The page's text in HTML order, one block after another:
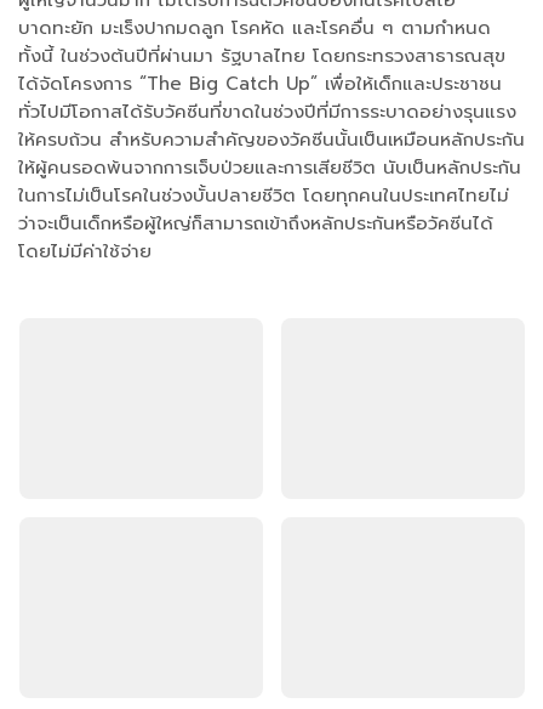
บาดทะยัก มะเร็งปากมดลูก โรคหัด และโรคอื่น ๆ ตามกำหนด
ทั้งนี้ ในช่วงต้นปีที่ผ่านมา รัฐบาลไทย โดยกระทรวงสาธารณสุข
ได้จัดโครงการ “The Big Catch Up” เพื่อให้เด็กและประชาชน
ทั่วไปมีโอกาสได้รับวัคซีนที่ขาดในช่วงปีที่มีการระบาดอย่างรุนแรง
ให้ครบถ้วน สำหรับความสำคัญของวัคซีนนั้นเป็นเหมือนหลักประกัน
ให้ผู้คนรอดพ้นจากการเจ็บป่วยและการเสียชีวิต นับเป็นหลักประกัน
ในการไม่เป็นโรคในช่วงบั้นปลายชีวิต โดยทุกคนในประเทศไทยไม่
ว่าจะเป็นเด็กหรือผู้ใหญ่ก็สามารถเข้าถึงหลักประกันหรือวัคซีนได้
โดยไม่มีค่าใช้จ่าย